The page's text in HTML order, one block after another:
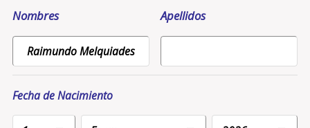
Nombres Apellidos
Fecha de Nacimiento